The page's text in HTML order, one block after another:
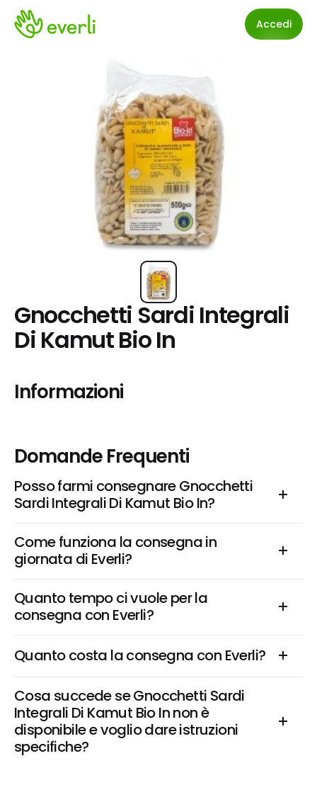
Accedi
Gnocchetti Sardi Integrali
Di Kamut Bio In
Informazioni
Domande Frequenti
Posso farmi consegnare Gnocchetti
Sardi Integrali Di Kamut Bio In?
Come funziona la consegna in
giornata di Everli?
Quanto tempo ci vuole per la
consegna con Everli?
Quanto costa la consegna con Everli?
Cosa succede se Gnocchetti Sardi
Integrali Di Kamut Bio In non è
disponibile e voglio dare istruzioni
specifiche?